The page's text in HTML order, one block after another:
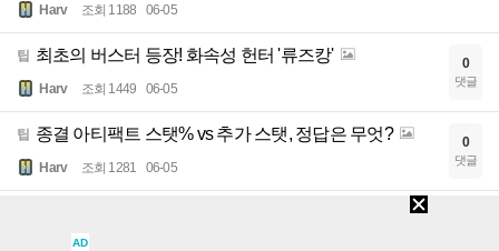
Harv 조회 1188 06-05
팁 최초의 버스터 등장! 화속성 헌터 '류즈캉'
Harv 조회 1449 06-05
0
댓글
팁 종결 아티팩트 스탯% vs 추가 스탯, 정답은 무엇?
Harv 조회 1281 06-05
0
댓글
조회 931
AD